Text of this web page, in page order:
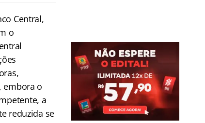
Central,
o
embora o
a
reduzida se